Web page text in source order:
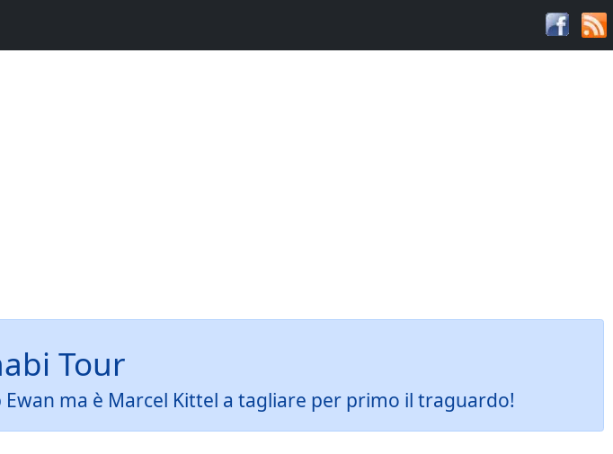
Tour
ma è Marcel Kittel a tagliare per primo il traguardo!